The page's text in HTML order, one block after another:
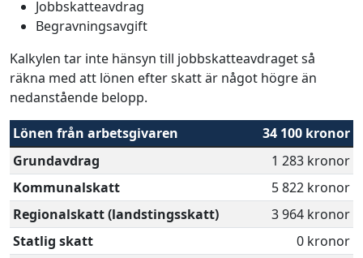
Jobbskatteavdrag
Begravningsavgift
Kalkylen tar inte hänsyn till jobbskatteavdraget så
räkna med att lönen efter skatt är något högre än
nedanstående belopp.
Lönen från arbetsgivaren
34 100 kronor
Grundavdrag
1 283 kronor
Kommunalskatt
5 822 kronor
Regionalskatt (landstingsskatt)
3 964 kronor
Statlig skatt
0 kronor